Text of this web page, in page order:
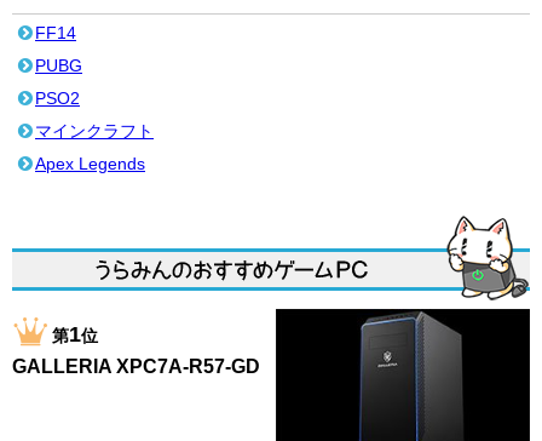
FF14
PUBG
PSO2
マインクラフト
Apex Legends
第1位
GALLERIA XPC7A-R57-GD